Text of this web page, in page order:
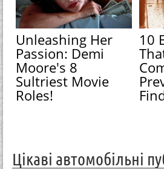
Unleashing Her
Passion: Demi
Moore's 8
Sultriest Movie
Roles!
10
Цікаві автомобільні